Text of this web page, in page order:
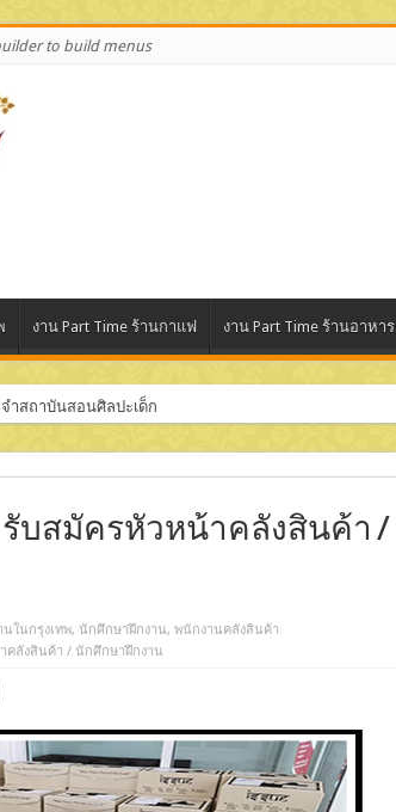
to build menus
งาน Part Time ร้านกาแฟ งาน Part Time ร้านอาหาร
จำสถาบันสอนศิลปะเด็ก
นค้า (บริษัท ฌาวี 168 จำกัด)
บสมัครหัวหน้าคลังสินค้า /
นในกรุงเทพ, นักศึกษาฝึกงาน, พนักงานคลังสินค้า
คลังสินค้า / นักศึกษาฝึกงาน